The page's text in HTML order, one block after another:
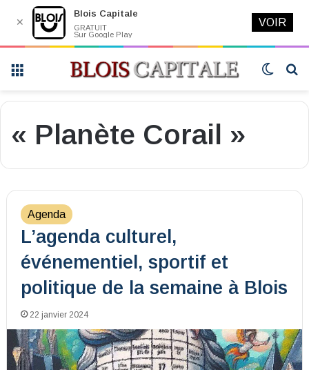
Switch
« Planète Corail »
Agenda
L’agenda culturel,
événementiel, sportif et
politique de la semaine à Blois
22 janvier 2024
✕
Blois Capitale
GRATUIT
Sur Google Play
VOIR